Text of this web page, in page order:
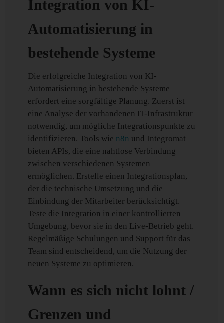
Integration von KI-
Automatisierung in
bestehende Systeme
Die erfolgreiche Integration von KI-
Automatisierung in bestehende Systeme
erfordert eine sorgfältige Planung. Zuerst ist
eine Analyse der vorhandenen IT-Infrastruktur
notwendig, um mögliche Integrationspunkte zu
identifizieren. Tools wie n8n und Integromat
bieten APIs, die eine nahtlose Verbindung
zwischen verschiedenen Systemen
ermöglichen. Erstelle einen Integrationsplan,
der die technische Umsetzung und die
Einbindung der Mitarbeiter berücksichtigt.
Teste die Integration in einer kontrollierten
Umgebung, bevor sie in den Live-Betrieb geht.
Regelmäßige Schulungen und Support für das
Team sind entscheidend, um die Nutzung der
neuen Systeme zu optimieren.
Wann es sich nicht lohnt /
Grenzen und